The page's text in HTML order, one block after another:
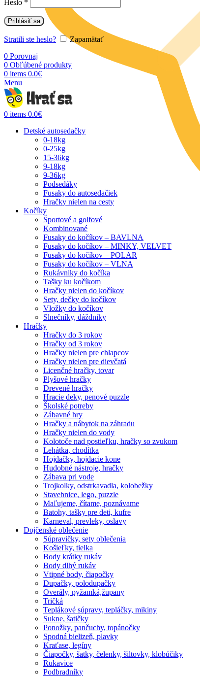
Heslo *
Prihlásiť sa
Stratili ste heslo?
Zapamätať
0 Porovnaj
0 Obľúbené produkty
0 items 0.0€
Menu
0 items 0.0€
Detské autosedačky
0-18kg
0-25kg
15-36kg
9-18kg
9-36kg
Podsedáky
Fusaky do autosedačiek
Hračky nielen na cesty
Kočíky
Športové a golfové
Kombinované
Fusaky do kočíkov – BAVLNA
Fusaky do kočíkov – MINKY, VELVET
Fusaky do kočíkov – POLAR
Fusaky do kočíkov – VLNA
Rukávniky do kočíka
Tašky ku kočíkom
Hračky nielen do kočíkov
Sety, dečky do kočíkov
Vložky do kočíkov
Slnečníky, dáždniky
Hračky
Hračky do 3 rokov
Hračky od 3 rokov
Hračky nielen pre chlapcov
Hračky nielen pre dievčatá
Licenčné hračky, tovar
Plyšové hračky
Drevené hračky
Hracie deky, penové puzzle
Školské potreby
Zábavné hry
Hračky a nábytok na záhradu
Hračky nielen do vody
Kolotoče nad postieľku, hračky so zvukom
Lehátka, chodítka
Hojdačky, hojdacie kone
Hudobné nástroje, hračky
Zábava pri vode
Trojkolky, odstrkavadla, kolobežky
Stavebnice, lego, puzzle
Maľujeme, čítame, poznávame
Batohy, tašky pre deti, kufre
Karneval, prevleky, oslavy
Dojčenské oblečenie
Súpravičky, sety oblečenia
Košieľky, tielka
Body krátky rukáv
Body dlhý rukáv
Vtipné body, čiapočky
Dupačky, polodupačky
Overály, pyžamká,župany
Tričká
Teplákové súpravy, tepláčky, mikiny
Sukne, šatičky
Ponožky, pančuchy, topánočky
Spodná bielizeň, plavky
Kraťase, legíny
Čiapočky, šatky, čelenky, šiltovky, klobúčiky
Rukavice
Podbradníky